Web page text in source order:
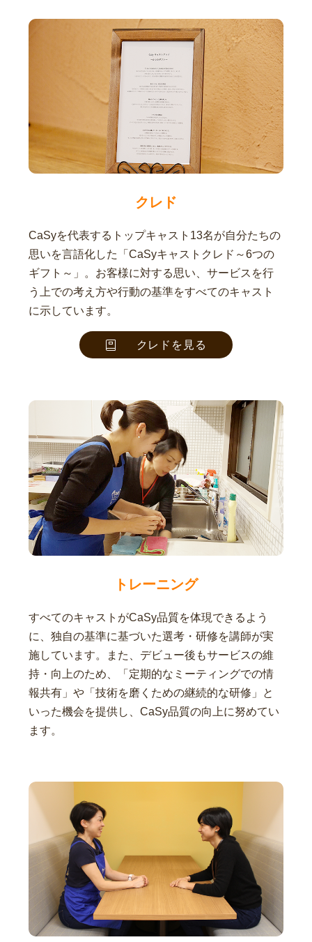
クレド
CaSyを代表するトップキャスト13名が自分たちの
思いを言語化した「CaSyキャストクレド～6つの
ギフト～」。お客様に対する思い、サービスを行
う上での考え方や行動の基準をすべてのキャスト
に示しています。
クレドを見る
トレーニング
すべてのキャストがCaSy品質を体現できるよう
に、独自の基準に基づいた選考・研修を講師が実
施しています。また、デビュー後もサービスの維
持・向上のため、「定期的なミーティングでの情
報共有」や「技術を磨くための継続的な研修」と
いった機会を提供し、CaSy品質の向上に努めてい
ます。